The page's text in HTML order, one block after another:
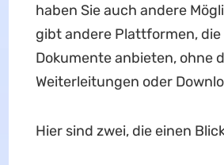
haben Sie auch andere
gibt andere Plattformen, die
Dokumente anbieten, ohne
Weiterleitungen oder
Hier sind zwei, die einen